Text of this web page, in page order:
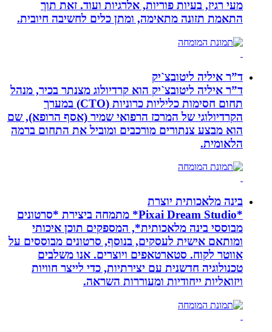
מעי רגיז, בעיות פוריות, אלרגיות ועוד. זאת תוך
התאמת תזונה מתאימה, ומתן כלים לחשיבה חיובית.
ד”ר איליה ליטובצ`יק
ד”ר איליה ליטובצ`יק הוא קרדיולוג מצנתר בכיר, מנהל
תחום חסימות כליליות כרוניות (CTO) במערך
הקרדיולוגי של המרכז הרפואי שמיר (אסף הרופא), שם
הוא מבצע צנתורים מורכבים ומוביל את התחום ברמה
הלאומית.
בינה מלאכותית יוצרת
*Pixai Dream Studio* מתמחה ביצירת *סרטונים
מבוססי בינה מלאכותית*, המספקים תוכן איכותי
ומותאם אישית לעסקים, בנוסף, סרטונים מבוססים על
אווטר לקוח. סטארטאפים ויוצרים. אנו משלבים
טכנולוגיה חדשנית עם יצירתיות, כדי לייצר חוויות
ויזואליות ייחודיות ומעוררות השראה.